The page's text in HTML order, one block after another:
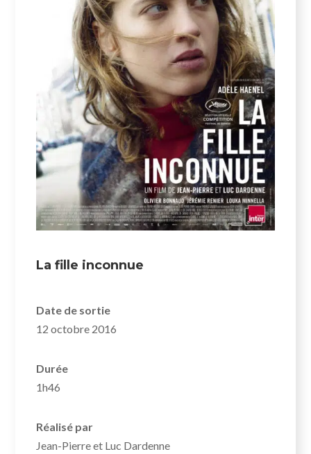
La fille inconnue
Date de sortie
12 octobre 2016
Durée
1h46
Réalisé par
Jean-Pierre et Luc Dardenne